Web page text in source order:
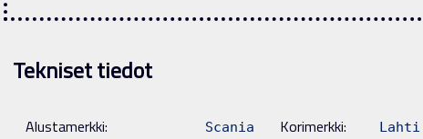
Tekniset tiedot
Alustamerkki: Scania Korimerkki: Lahti